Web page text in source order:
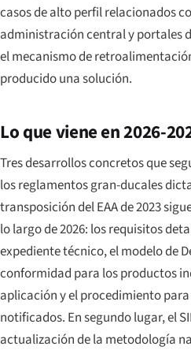
casos de alto perfil relacionados
administración central y portales
el mecanismo de
producido una solución.
Lo que viene en 2026-
Tres desarrollos concretos que
los reglamentos gran-ducales
transposición del EAA de 2023
lo largo de 2026: los requisitos
expediente técnico, el modelo de
conformidad para los productos
aplicación y el procedimiento
notificados. En segundo lugar, el
actualización de la metodología